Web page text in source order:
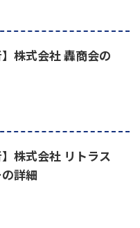
】株式会社 轟商会の
】株式会社 リトラス
詳細